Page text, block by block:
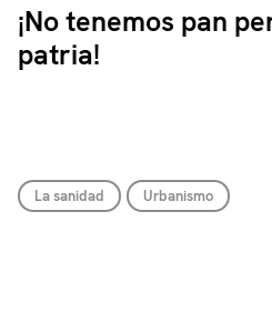
¡No tenemos pan
patria!
La sanidad Urbanismo